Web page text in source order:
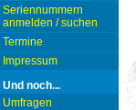
Seriennummern
anmelden / suchen
Termine
Impressum
Und noch...
Umfragen